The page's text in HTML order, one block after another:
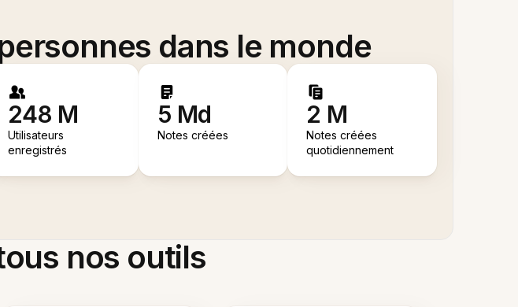
dans le monde
248 M
Utilisateurs
enregistrés
5 Md
Notes créées
2 M
Notes créées
quotidiennement
nos outils